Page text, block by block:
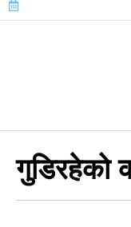
गुडिरहेको